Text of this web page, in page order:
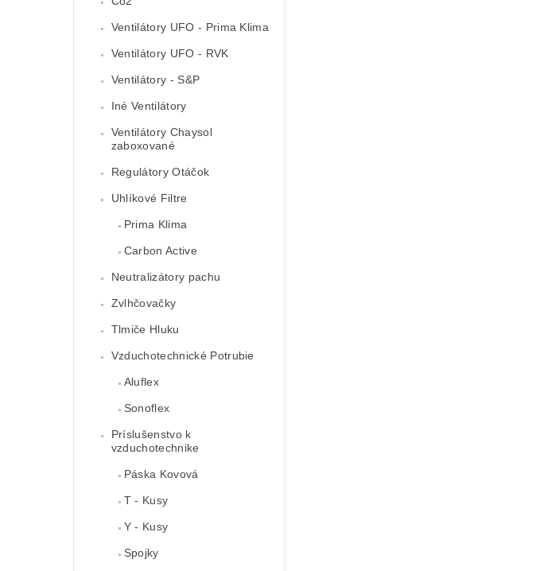
Ventilátory UFO - Prima Klima
Ventilátory UFO - RVK
Ventilátory - S&P
Iné Ventilátory
Ventilátory Chaysol
zaboxované
Regulátory Otáčok
Uhlíkové Filtre
Prima Klima
Carbon Active
Neutralizátory pachu
Zvlhčovačky
Tlmiče Hluku
Vzduchotechnické Potrubie
Aluflex
Sonoflex
Príslušenstvo k
vzduchotechnike
Páska Kovová
T - Kusy
Y - Kusy
Spojky